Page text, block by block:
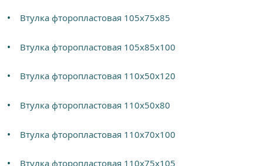
Втулка фторопластовая 105х75х85
Втулка фторопластовая 105х85х100
Втулка фторопластовая 110х50х120
Втулка фторопластовая 110х50х80
Втулка фторопластовая 110х70х100
Втулка фторопластовая 110х75х105